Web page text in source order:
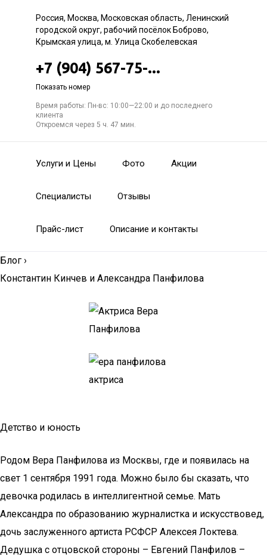
Россия, Москва, Московская область, Ленинский
городской округ, рабочий посёлок Боброво,
Крымская улица, м. Улица Скобелевская
+7 (904) 567-75-...
Показать номер
Время работы: Пн-вс: 10:00—22:00 и до последнего
клиента
Откроемся через 5 ч. 47 мин.
Услуги и Цены Фото Акции
Специалисты Отзывы
Прайс-лист Описание и контакты
Блог ›
Константин Кинчев и Александра Панфилова
Детство и юность
Родом Вера Панфилова из Москвы, где и появилась на
свет 1 сентября 1991 года. Можно было бы сказать, что
девочка родилась в интеллигентной семье. Мать
Александра по образованию журналистка и искусствовед,
дочь заслуженного артиста РСФСР Алексея Локтева.
Дедушка с отцовской стороны – Евгений Панфилов –